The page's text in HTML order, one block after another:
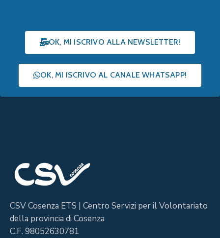
OK, MI ISCRIVO ALLA NEWSLETTER!
OK, MI ISCRIVO AL CANALE WHATSAPP!
CSV Cosenza ETS | Centro Servizi per il Volontariato
della provincia di Cosenza
C.F. 98052630781